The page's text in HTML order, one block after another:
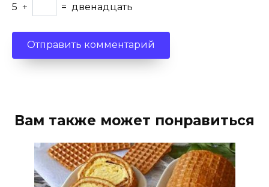
5 + = двенадцать
Вам также может понравиться